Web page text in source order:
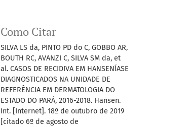
Como Citar
SILVA LS da, PINTO PD do C, GOBBO AR,
BOUTH RC, AVANZI C, SILVA SM da, et
al. CASOS DE RECIDIVA EM HANSENÍASE
DIAGNOSTICADOS NA UNIDADE DE
REFERÊNCIA EM DERMATOLOGIA DO
ESTADO DO PARÁ, 2016-2018. Hansen.
Int. [Internet]. 18º de outubro de 2019
[citado 6º de agosto de